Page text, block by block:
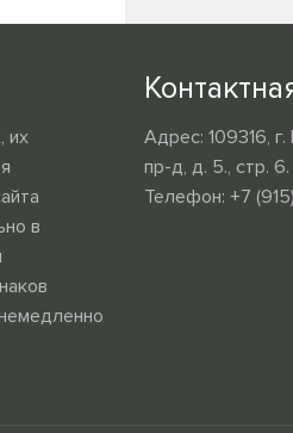
их
в
Адрес: 109316,
пр-д, д. 5., стр.
Телефон: +7